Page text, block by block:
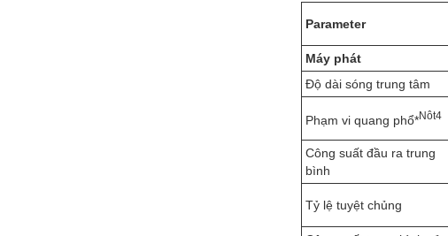
Parameter
Máy phát
Độ dài sóng trung tâm
Phạm vi quang phổ*Nôt4
Công suất đầu ra trung
bình
Tỷ lệ tuyệt chủng